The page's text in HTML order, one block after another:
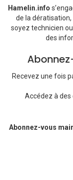
Hamelin.info
de la
soyez technicien
des
Recevez une fois
Accédez à
Abonnez-vous